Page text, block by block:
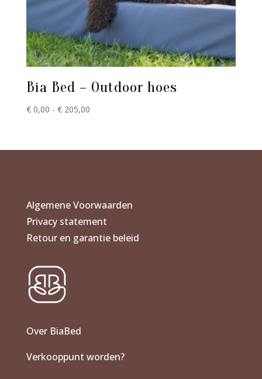
Bia Bed – Outdoor hoes
€0,00 - €205,00Prijsklasse:
€ 205,00
Algemene Voorwaarden
Privacy statement
Retour en garantie beleid
Over BiaBed
Verkooppunt worden?